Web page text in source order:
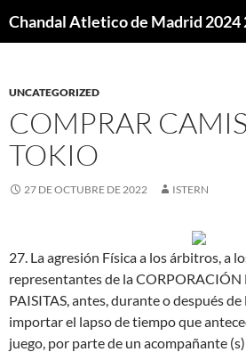
UNCATEGORIZED
COMPRAR
TOKIO
27 DE OCTUBRE DE 2022 ISTERN
27. La agresión Física a los árbitros, a
representantes de la CORPORACIÓN
PAISITAS, antes, durante o después
importar el lapso de tiempo que
juego, por parte de un acompañante